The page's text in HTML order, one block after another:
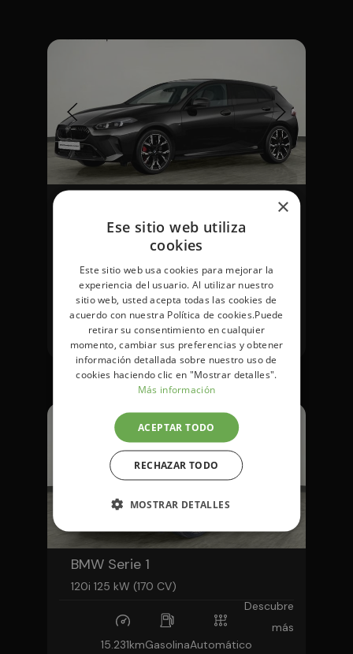
120d 120 kW (163 CV)
17.671km DiéselAutomático
39.900 €Al
contado
38.900 €
Financiado
BMW Serie 1
120i 125 kW (170 CV)
15.231kmGasolinaAutomático
Descubre
más
×
Ese sitio web utiliza
cookies
Este sitio web usa cookies para mejorar la
experiencia del usuario. Al utilizar nuestro
sitio web, usted acepta todas las cookies de
acuerdo con nuestra Política de cookies.Puede
retirar su consentimiento en cualquier
momento, cambiar sus preferencias y obtener
información detallada sobre nuestro uso de
cookies haciendo clic en "Mostrar detalles".
Más información
ACEPTAR TODO
RECHAZAR TODO
MOSTRAR DETALLES